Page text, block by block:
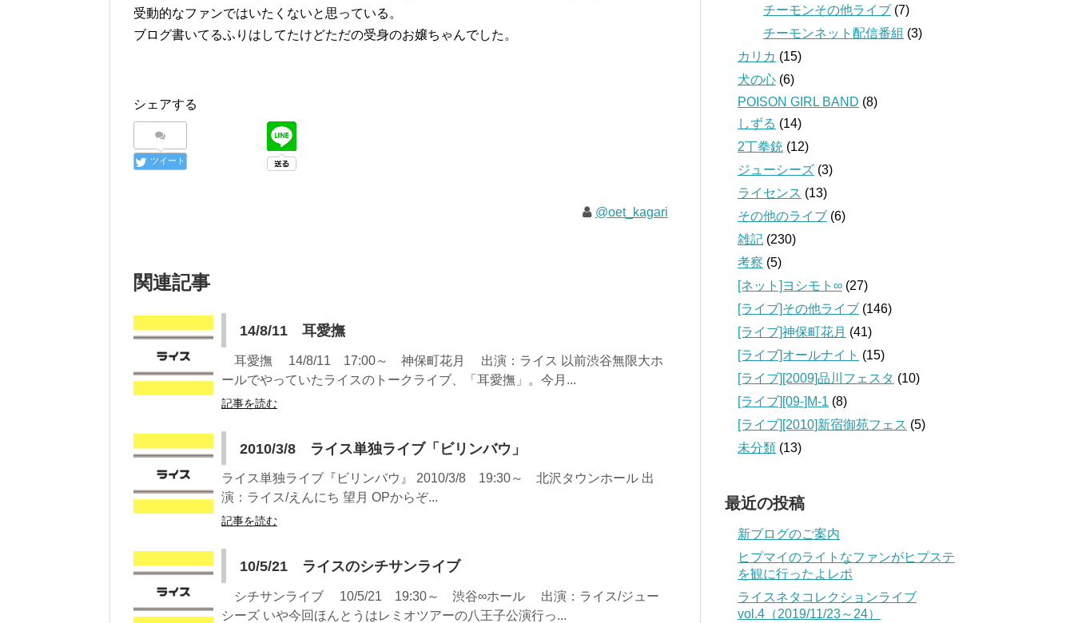
受動的なファンではいたくないと思っている。
ブログ書いてるふりはしてたけどただの受身のお嬢ちゃんでした。
シェアする
ツイート
@oet_kagari
関連記事
14/8/11 耳愛撫
耳愛撫 14/8/11 17:00～ 神保町花月 出演：ライス 以前渋谷無限大ホ
ールでやっていたライスのトークライブ、「耳愛撫」。今月...
記事を読む
2010/3/8 ライス単独ライブ「ビリンバウ」
ライス単独ライブ『ビリンバウ』 2010/3/8 19:30～ 北沢タウンホール 出
演：ライス/えんにち 望月 OPからぞ...
記事を読む
10/5/21 ライスのシチサンライブ
シチサンライブ 10/5/21 19:30～ 渋谷∞ホール 出演：ライス/ジュー
シーズ いや今回ほんとうはレミオツアーの八王子公演行っ...
チーモンその他ライブ (7)
チーモンネット配信番組 (3)
カリカ (15)
犬の心 (6)
POISON GIRL BAND (8)
しずる (14)
2丁拳銃 (12)
ジューシーズ (3)
ライセンス (13)
その他のライブ (6)
雑記 (230)
考察 (5)
[ネット]ヨシモト∞ (27)
[ライブ]その他ライブ (146)
[ライブ]神保町花月 (41)
[ライブ]オールナイト (15)
[ライブ][2009]品川フェスタ (10)
[ライブ][09‐]M-1 (8)
[ライブ][2010]新宿御苑フェス (5)
未分類 (13)
最近の投稿
新ブログのご案内
ヒプマイのライトなファンがヒプステ
を観に行ったよレポ
ライスネタコレクションライブ
vol.4（2019/11/23～24）